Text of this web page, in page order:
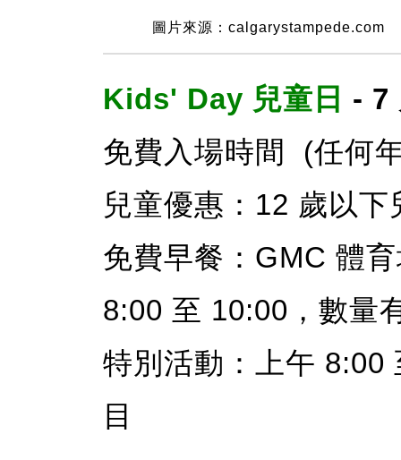
圖片來源：calgarystampede.com
Kids' Day 兒童日 - 7
免費入場時間 (任何
兒童優惠：12 歲以
免費早餐：GMC 體
8:00 至 10:00，數量
特別活動：上午 8:00
目